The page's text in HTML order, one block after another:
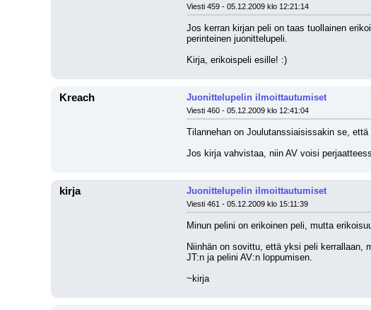
Viesti 459 - 05.12.2009 klo 12:21:14
Jos kerran kirjan peli on taas tuollainen
perinteinen juonittelupeli.
Kirja, erikoispeli esille! :)
Kreach Juonittelupelin ilmoittautumiset
Viesti 460 - 05.12.2009 klo 12:41:04
Tilannehan on Joulutanssiaisissakin se,
Jos kirja vahvistaa, niin AV voisi
kirja Juonittelupelin ilmoittautumiset
Viesti 461 - 05.12.2009 klo 15:11:39
Minun pelini on erikoinen peli, mutta
Niinhän on sovittu, että yksi peli kerrallaan,
JT:n ja pelini AV:n loppumisen.
~kirja